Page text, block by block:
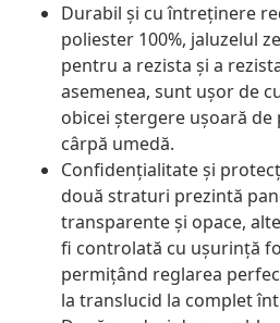
Durabil și cu întreținere
poliester 100%, jaluzelul
pentru a rezista și a
asemenea, sunt ușor de
obicei ștergere ușoară
cârpă umedă.
Confidențialitate și
două straturi prezintă
transparente și opace,
fi controlată cu ușurință
permițând reglarea
la translucid la complet